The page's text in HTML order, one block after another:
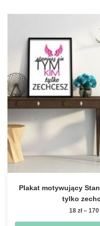
Plakat motywujący
tylko
18 zł – 170